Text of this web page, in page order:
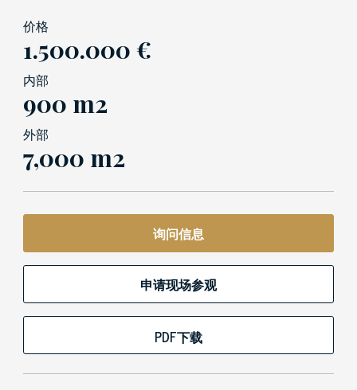
价格
1.500.000 €
内部
900 m2
外部
7,000 m2
询问信息
申请现场参观
PDF下载